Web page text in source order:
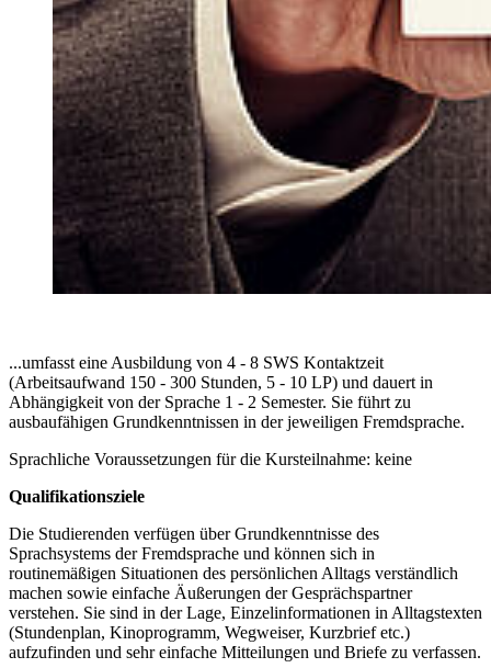
...umfasst eine Ausbildung von 4 - 8 SWS Kontaktzeit
(Arbeitsaufwand 150 - 300 Stunden, 5 - 10 LP) und dauert in
Abhängigkeit von der Sprache 1 - 2 Semester. Sie führt zu
ausbaufähigen Grundkenntnissen in der jeweiligen Fremdsprache.
Sprachliche Voraussetzungen für die Kursteilnahme: keine
Qualifikationsziele
Die Studierenden verfügen über Grundkenntnisse des
Sprachsystems der Fremdsprache und können sich in
routinemäßigen Situationen des persönlichen Alltags verständlich
machen sowie einfache Äußerungen der Gesprächspartner
verstehen. Sie sind in der Lage, Einzelinformationen in Alltagstexten
(Stundenplan, Kinoprogramm, Wegweiser, Kurzbrief etc.)
aufzufinden und sehr einfache Mitteilungen und Briefe zu verfassen.